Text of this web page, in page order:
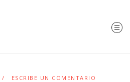
ESCRIBE UN COMENTARIO